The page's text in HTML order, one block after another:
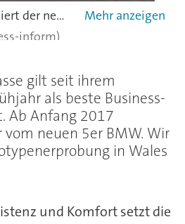
Seine Weltpremiere feiert der neue 5er BMW auf der North American International Autoshow in Detroit Mitte Januar 2017.
inform)
gilt seit ihrem
als beste Business-
Ab Anfang 2017
neuen 5er BMW. Wir
in Wales
und Komfort setzt die